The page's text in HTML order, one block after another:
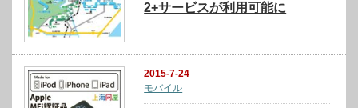
2+サービスが利用可能に
2015-7-24
モバイル